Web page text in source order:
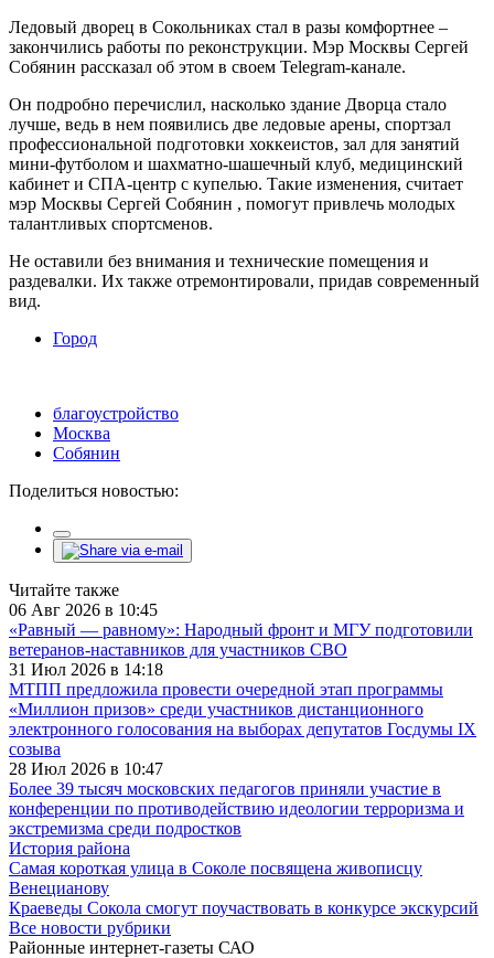
Ледовый дворец в Сокольниках стал в разы комфортнее –
закончились работы по реконструкции. Мэр Москвы Сергей
Собянин рассказал об этом в своем Telegram-канале.
Он подробно перечислил, насколько здание Дворца стало
лучше, ведь в нем появились две ледовые арены, спортзал
профессиональной подготовки хоккеистов, зал для занятий
мини-футболом и шахматно-шашечный клуб, медицинский
кабинет и СПА-центр с купелью. Такие изменения, считает
мэр Москвы Сергей Собянин , помогут привлечь молодых
талантливых спортсменов.
Не оставили без внимания и технические помещения и
раздевалки. Их также отремонтировали, придав современный
вид.
Город
благоустройство
Москва
Собянин
Поделиться новостью:
Читайте также
06 Авг 2026 в 10:45
«Равный — равному»: Народный фронт и МГУ подготовили
ветеранов-наставников для участников СВО
31 Июл 2026 в 14:18
МТПП предложила провести очередной этап программы
«Миллион призов» среди участников дистанционного
электронного голосования на выборах депутатов Госдумы IX
созыва
28 Июл 2026 в 10:47
Более 39 тысяч московских педагогов приняли участие в
конференции по противодействию идеологии терроризма и
экстремизма среди подростков
История района
Самая короткая улица в Соколе посвящена живописцу
Венецианову
Краеведы Сокола смогут поучаствовать в конкурсе экскурсий
Все новости рубрики
Районные интернет-газеты САО